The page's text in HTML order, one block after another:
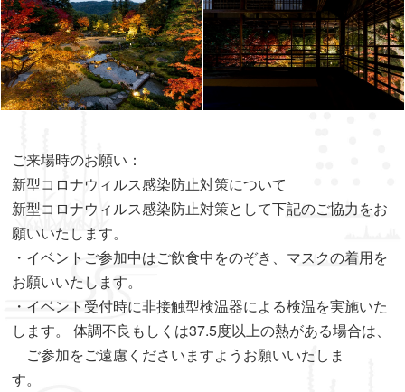
ご来場時のお願い：
新型コロナウィルス感染防止対策について
新型コロナウィルス感染防止対策として下記のご協力をお
願いいたします。
・イベントご参加中はご飲食中をのぞき、マスクの着用を
お願いいたします。
・イベント受付時に非接触型検温器による検温を実施いた
します。 体調不良もしくは37.5度以上の熱がある場合は、
ご参加をご遠慮くださいますようお願いいたしま
す。